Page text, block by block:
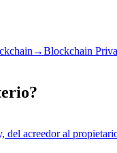
→Blockchain
del acreedor al